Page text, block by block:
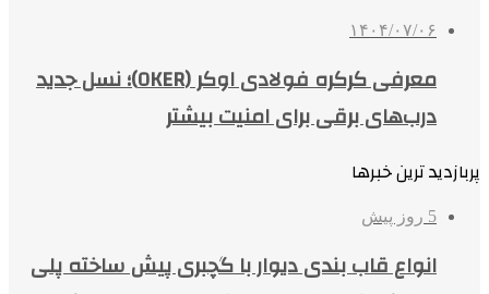
۱۴۰۴/۰۷/۰۶
معرفی کرکره فولادی اوکر (OKER)؛ نسل جدید
درب‌های برقی برای امنیت بیشتر
پربازدید ترین خبرها
5 روز پیش
انواع قاب بندی دیوار با گچبری پیش ساخته پلی